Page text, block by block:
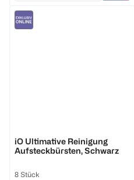
iO Ultimative Reinigung
Aufsteckbürsten, Schwarz
8 Stück